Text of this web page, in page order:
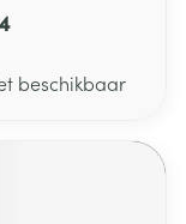
beschikbaar